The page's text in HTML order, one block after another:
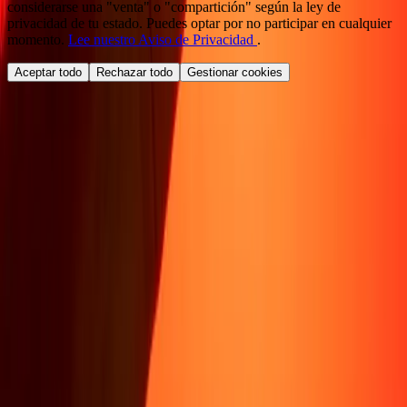
considerarse una "venta" o "compartición" según la ley de
privacidad de tu estado. Puedes optar por no participar en cualquier
momento. Lee nuestro Aviso de Privacidad .
Aceptar todo Rechazar todo Gestionar cookies